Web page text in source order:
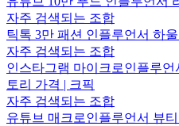
자주 검색되는 조합
틱톡 3만 패션 인플루언서 하
자주 검색되는 조합
인스타그램 마이크로인플루
토리 가격 | 크픽
자주 검색되는 조합
유튜브 매크로인플루언서 뷰